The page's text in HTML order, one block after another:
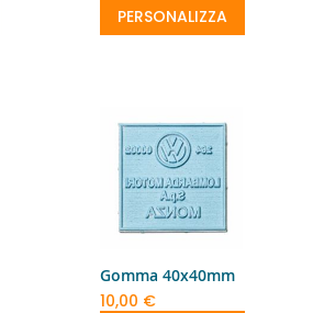
PERSONALIZZA
Gomma 40x40mm
10,00 €